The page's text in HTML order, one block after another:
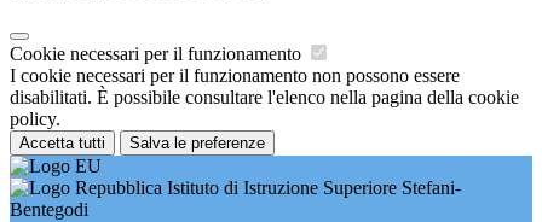
Cookie necessari per il funzionamento
I cookie necessari per il funzionamento non possono essere
disabilitati. È possibile consultare l'elenco nella pagina della cookie
policy.
Accetta tutti Salva le preferenze
Istituto di Istruzione Superiore Stefani-
Bentegodi